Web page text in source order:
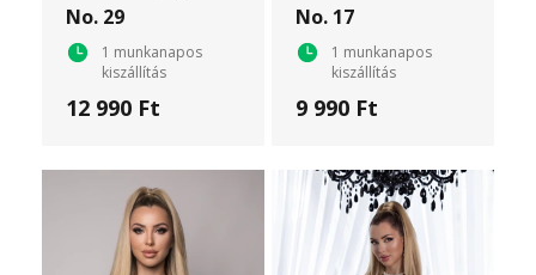
No. 29
1 munkanapos
kiszállítás
12 990 Ft
No. 17
1 munkanapos
kiszállítás
9 990 Ft